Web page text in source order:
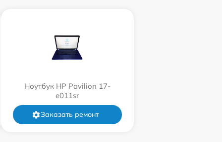
Ноутбук HP Pavilion 17-
e011sr
Заказать ремонт